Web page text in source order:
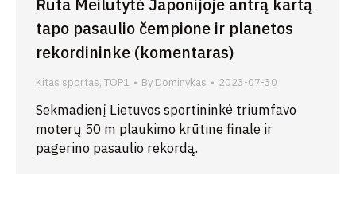
Rūta Meilutytė Japonijoje antrą kartą
tapo pasaulio čempione ir planetos
rekordininke (komentaras)
Kitas sportas, TOP1 By Dominykas 2023-07-30
Sekmadienį Lietuvos sportininkė triumfavo
moterų 50 m plaukimo krūtine finale ir
pagerino pasaulio rekordą.